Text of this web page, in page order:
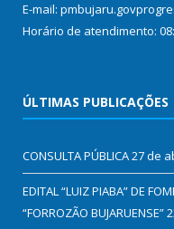
E-mail:
Horário de atendimento:
ÚLTIMAS PUBLICAÇÕES
CONSULTA PÚBLICA27 de
EDITAL “LUIZ PIABA” DE
“FORROZÃO BUJARUENSE”